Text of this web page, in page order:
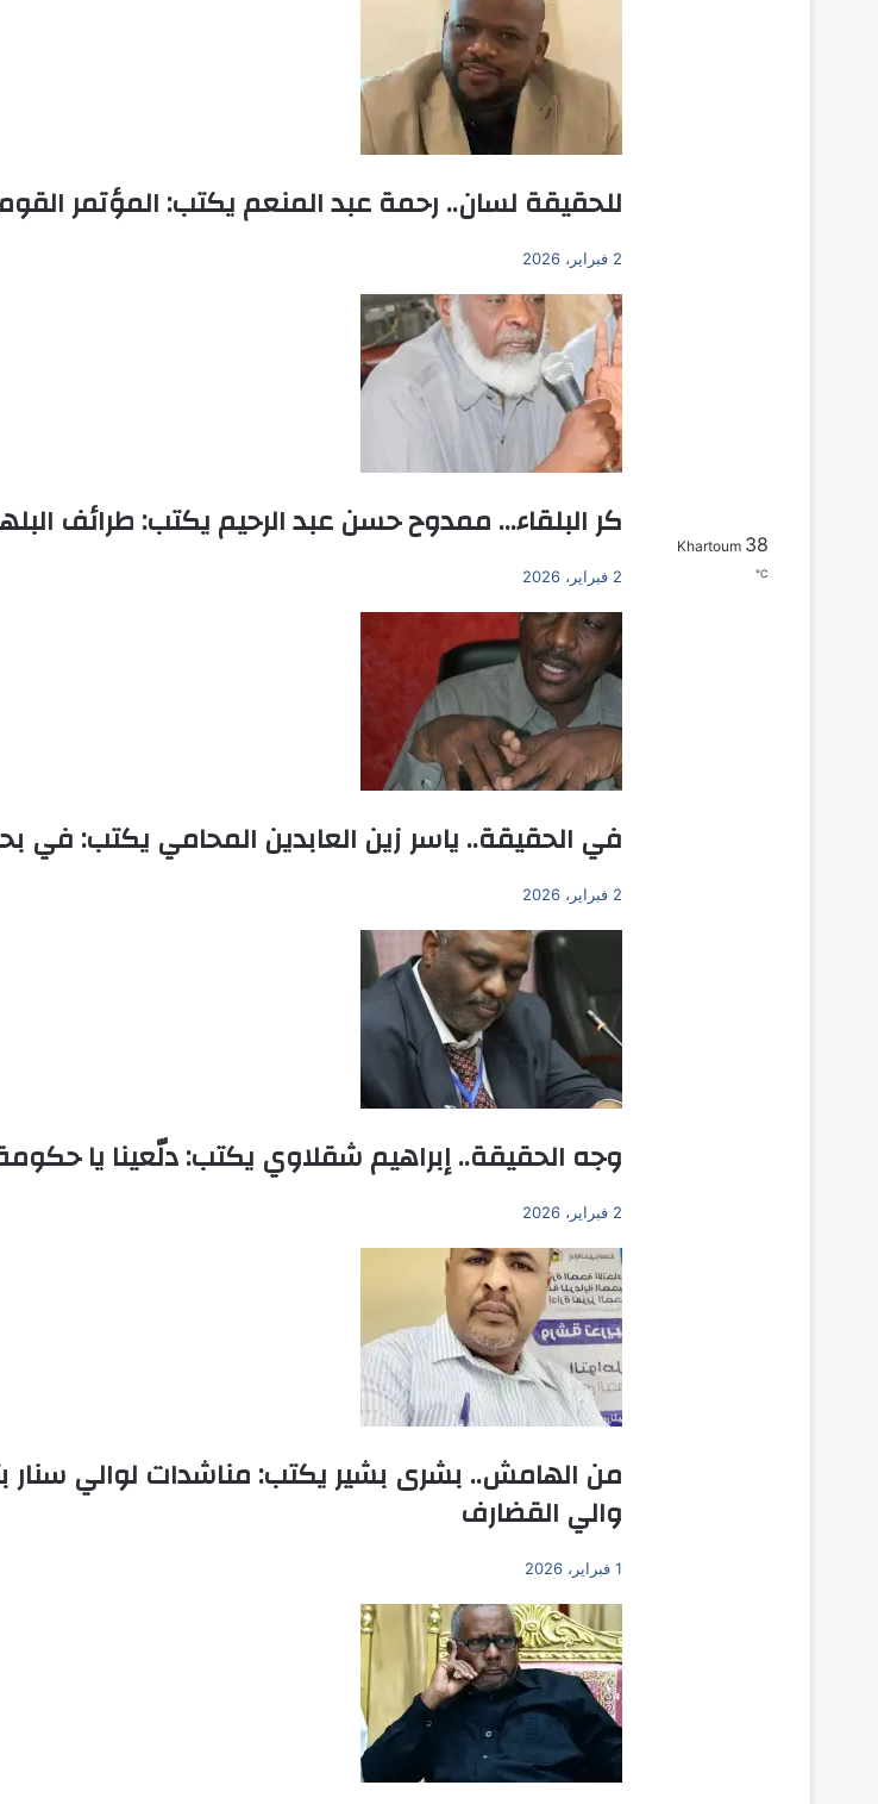
Khartoum 38
℃
للحقيقة لسان.. رحمة عبد المنعم يكتب: المؤتمر القومي
2 فبراير، 2026
كر البلقاء… ممدوح حسن عبد الرحيم يكتب: طرائف
2 فبراير، 2026
في الحقيقة.. ياسر زين العابدين المحامي يكتب: في بحر
2 فبراير، 2026
وجه الحقيقة.. إبراهيم شقلاوي يكتب: دلّعينا يا
2 فبراير، 2026
من الهامش.. بشرى بشير يكتب: مناشدات لوالي سنار
والي القضارف
1 فبراير، 2026